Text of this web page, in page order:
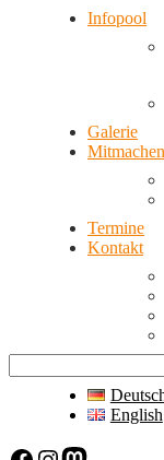
Infopool
Galerie
Mitmachen
Termine
Kontakt
English